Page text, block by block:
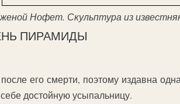
Нофет. Скульптура из
ПИРАМИДЫ
его смерти, поэтому издавна
достойную усыпальницу.